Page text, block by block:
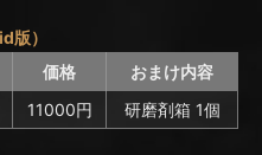
版）
価格
おまけ内容
11000円 研磨剤箱 1個